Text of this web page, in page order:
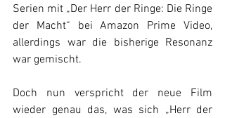
Serien mit „Der Herr der Ringe: Die Ringe
der Macht“ bei Amazon Prime Video,
allerdings war die bisherige Resonanz
war gemischt.
Doch nun verspricht der neue Film
wieder genau das, was sich „Herr der